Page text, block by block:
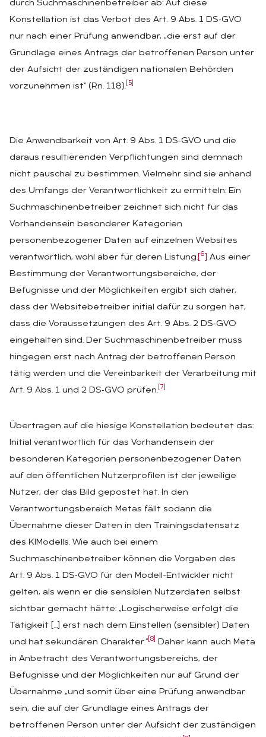
durch Suchmaschinenbetreiber ab: Auf diese
Konstellation ist das Verbot des Art. 9 Abs. 1 DS‑GVO
nur nach einer Prüfung anwendbar, „die erst auf der
Grundlage eines Antrags der betroffenen Person unter
der Aufsicht der zuständigen nationalen Behörden
vorzunehmen ist“ (Rn. 118). [5]
Die Anwendbarkeit von Art. 9 Abs. 1 DS‑GVO und die
daraus resultierenden Verpflichtungen sind demnach
nicht pauschal zu bestimmen. Vielmehr sind sie anhand
des Umfangs der Verantwortlichkeit zu ermitteln: Ein
Suchmaschinenbetreiber zeichnet sich nicht für das
Vorhandensein besonderer Kategorien
personenbezogener Daten auf einzelnen Websites
verantwortlich, wohl aber für deren Listung.[6] Aus einer
Bestimmung der Verantwortungsbereiche, der
Befugnisse und der Möglichkeiten ergibt sich daher,
dass der Websitebetreiber initial dafür zu sorgen hat,
dass die Voraussetzungen des Art. 9 Abs. 2 DS‑GVO
eingehalten sind. Der Suchmaschinenbetreiber muss
hingegen erst nach Antrag der betroffenen Person
tätig werden und die Vereinbarkeit der Verarbeitung mit
Art. 9 Abs. 1 und 2 DS‑GVO prüfen. [7]
Übertragen auf die hiesige Konstellation bedeutet das:
Initial verantwortlich für das Vorhandensein der
besonderen Kategorien personenbezogener Daten
auf den öffentlichen Nutzerprofilen ist der jeweilige
Nutzer, der das Bild gepostet hat. In den
Verantwortungsbereich Metas fällt sodann die
Übernahme dieser Daten in den Trainingsdatensatz
des KIModells. Wie auch bei einem
Suchmaschinenbetreiber können die Vorgaben des
Art. 9 Abs. 1 DS‑GVO für den Modell-Entwickler nicht
gelten, als wenn er die sensiblen Nutzerdaten selbst
sichtbar gemacht hätte: „Logischerweise erfolgt die
Tätigkeit […] erst nach dem Einstellen (sensibler) Daten
und hat sekundären Charakter.“ [8]
Daher kann auch Meta
in Anbetracht des Verantwortungsbereichs, der
Befugnisse und der Möglichkeiten nur auf Grund der
Übernahme „und somit über eine Prüfung anwendbar
sein, die auf der Grundlage eines Antrags der
betroffenen Person unter der Aufsicht der zuständigen